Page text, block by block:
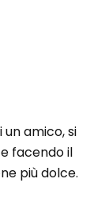
amico, si
facendo il
più dolce.